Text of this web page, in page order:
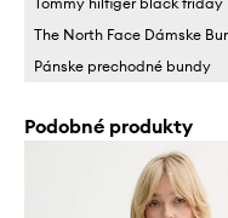
The North Face Dámske
Pánske prechodné bundy
Podobné produkty